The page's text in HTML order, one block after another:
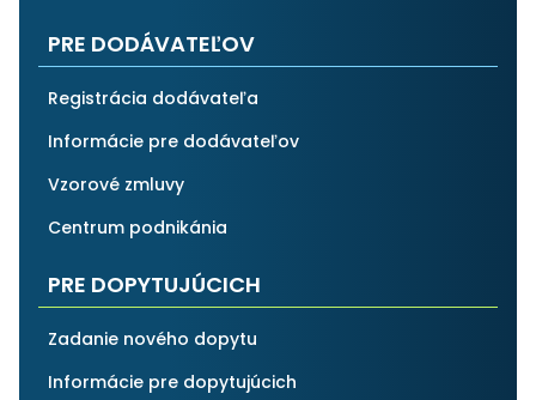
PRE DODÁVATEĽOV
Registrácia dodávateľa
Informácie pre dodávateľov
Vzorové zmluvy
Centrum podnikánia
PRE DOPYTUJÚCICH
Zadanie nového dopytu
Informácie pre dopytujúcich